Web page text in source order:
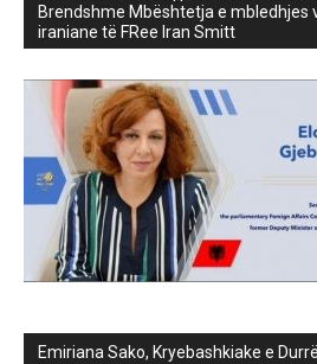
Brendshme Mbështetja e mbledhjes
iraniane të FRee Iran Smitt
Emiriana Sako, Kryebashkiake e